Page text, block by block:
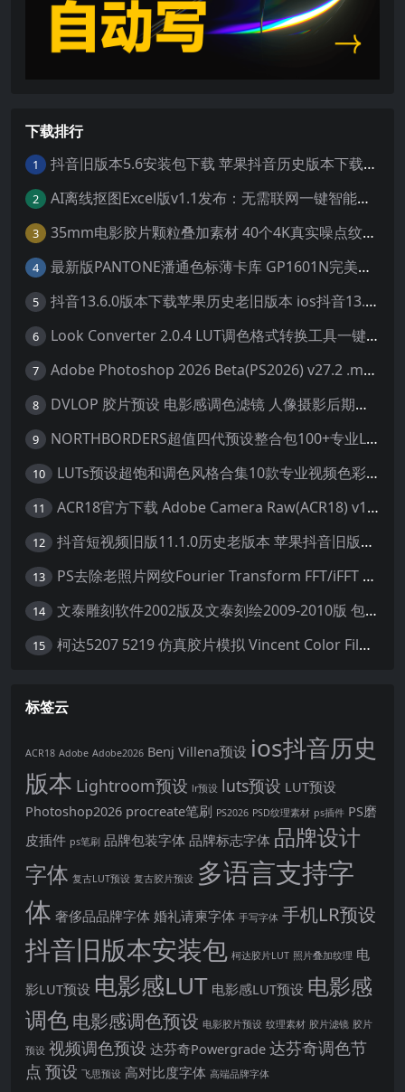
下载排行
1 抖音旧版本5.6安装包下载 苹果抖音历史版本下载安装 ios抖音老旧版本大全 抖音5.6.0历史官方版安装下载
2 AI离线抠图Excel版v1.1发布：无需联网一键智能去除背景
3 35mm电影胶片颗粒叠加素材 40个4K真实噪点纹理 20动态+20静态视频剪辑特效包
4 最新版PANTONE潘通色标薄卡库 GP1601N完美兼容Adobe Illustrator免费下载
5 抖音13.6.0版本下载苹果历史老旧版本 ios抖音13.6旧版本安装包
6 Look Converter 2.0.4 LUT调色格式转换工具一键转换LR预设【附教程】
7 Adobe Photoshop 2026 Beta(PS2026) v27.2 .m3292 AI 中文绿色免安装版
8 DVLOP 胶片预设 电影感调色滤镜 人像摄影后期处理 婚礼跟拍风格 柯达胶片模拟效果+配置文件 PS/LR JOSE VILLA – For the Love of Film – Kodak Presets
9 NORTHBORDERS超值四代预设整合包100+专业Lightroom预设含教程与RAW样片 MEGA PACK
10 LUTs预设超饱和调色风格合集10款专业视频色彩视频剪辑预设Motion Array – Super Saturated LUTs Pack
11 ACR18官方下载 Adobe Camera Raw(ACR18) v18.1.1 for Mac 中文最新免费正式版 下载
12 抖音短视频旧版11.1.0历史老版本 苹果抖音旧版本ios恢复抖音旧版本11.1安装包
13 PS去除老照片网纹Fourier Transform FFT/iFFT 滤镜-32/64位
14 文泰雕刻软件2002版及文泰刻绘2009-2010版 包含教程(支持Win7~Win10 64位)
15 柯达5207 5219 仿真胶片模拟 Vincent Color Film PowerGrade 下载 LUT预设怀旧外观色彩分级达芬奇调色节
标签云
ACR18 Adobe Adobe2026 Benj Villena预设 ios抖音历史
版本 Lightroom预设 lr预设 luts预设 LUT预设
Photoshop2026 procreate笔刷 PS2026 PSD纹理素材 ps插件 PS磨
皮插件 ps笔刷 品牌包装字体 品牌标志字体 品牌设计
字体 复古LUT预设 复古胶片预设 多语言支持字
体 奢侈品品牌字体 婚礼请柬字体 手写字体 手机LR预设
抖音旧版本安装包 柯达胶片LUT 照片叠加纹理 电
影LUT预设 电影感LUT 电影感LUT预设 电影感
调色电影感调色预设 电影胶片预设 纹理素材 胶片滤镜 胶片
预设 视频调色预设 达芬奇Powergrade 达芬奇调色节
点 预设 飞思预设 高对比度字体 高端品牌字体